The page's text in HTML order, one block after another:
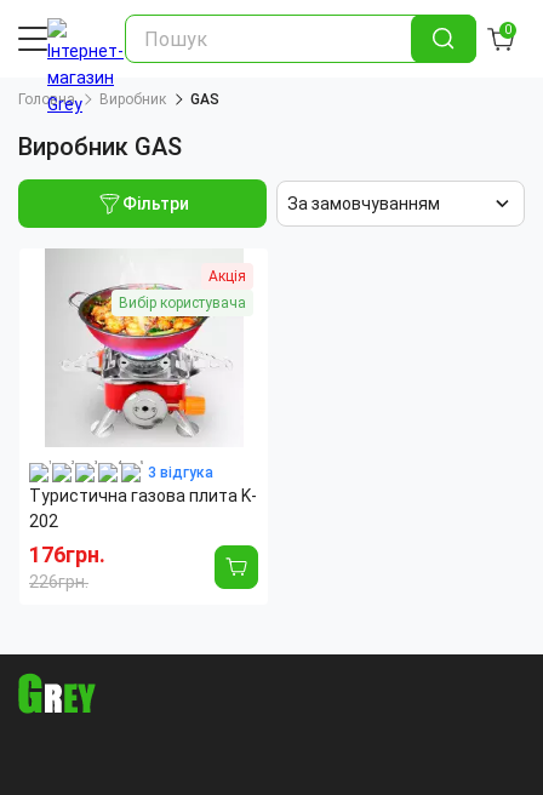
0
Головна Виробник GAS
Виробник GAS
Фільтри За замовчуванням
Акція
Вибір користувача
3 відгука
Туристична газова плита K-
202
176грн.
226грн.
Высота:95 мм
Время непрерывной